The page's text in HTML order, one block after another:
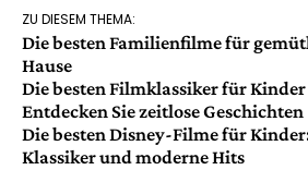
ZU DIESEM THEMA:
Die besten Familienfilme für
Hause
Die besten Filmklassiker für
Entdecken Sie zeitlose Geschichten
Die besten Disney-Filme für
Klassiker und moderne Hits